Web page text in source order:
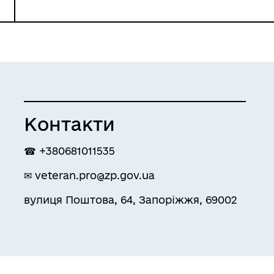
Контакти
☎ +380681011535
✉ veteran.pro@zp.gov.ua
вулиця Поштова, 64, Запоріжжя, 69002